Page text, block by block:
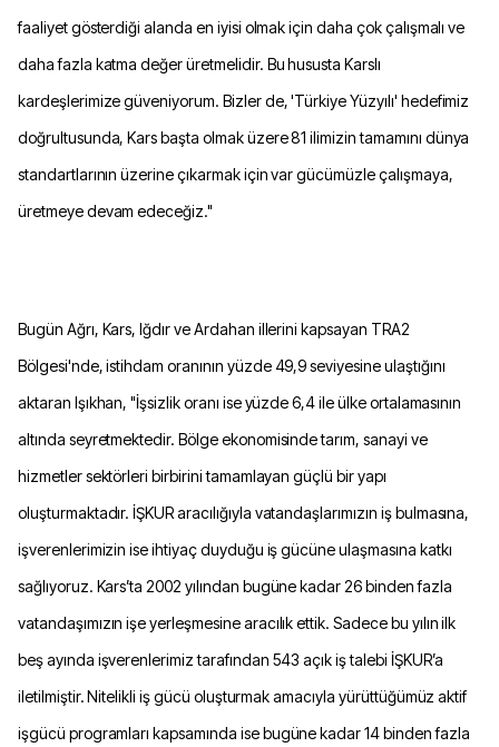
faaliyet gösterdiği alanda en iyisi olmak için daha çok çalışmalı ve
daha fazla katma değer üretmelidir. Bu hususta Karslı
kardeşlerimize güveniyorum. Bizler de, 'Türkiye Yüzyılı' hedefimiz
doğrultusunda, Kars başta olmak üzere 81 ilimizin tamamını dünya
standartlarının üzerine çıkarmak için var gücümüzle çalışmaya,
üretmeye devam edeceğiz."
Bugün Ağrı, Kars, Iğdır ve Ardahan illerini kapsayan TRA2
Bölgesi'nde, istihdam oranının yüzde 49,9 seviyesine ulaştığını
aktaran Işıkhan, "İşsizlik oranı ise yüzde 6,4 ile ülke ortalamasının
altında seyretmektedir. Bölge ekonomisinde tarım, sanayi ve
hizmetler sektörleri birbirini tamamlayan güçlü bir yapı
oluşturmaktadır. İŞKUR aracılığıyla vatandaşlarımızın iş bulmasına,
işverenlerimizin ise ihtiyaç duyduğu iş gücüne ulaşmasına katkı
sağlıyoruz. Kars’ta 2002 yılından bugüne kadar 26 binden fazla
vatandaşımızın işe yerleşmesine aracılık ettik. Sadece bu yılın ilk
beş ayında işverenlerimiz tarafından 543 açık iş talebi İŞKUR’a
iletilmiştir. Nitelikli iş gücü oluşturmak amacıyla yürüttüğümüz aktif
işgücü programları kapsamında ise bugüne kadar 14 binden fazla